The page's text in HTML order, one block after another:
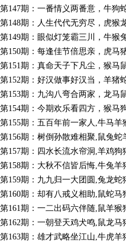
第147期：一番情义两番意，牛狗
第148期：人生代代无穷尽，虎猴
第149期：眼似灯笼霸三川，牛猴
第150期：每逢佳节倍思亲，虎马
第151期：真命天子下凡尘，猴马
第152期：好汉做事好汉当，羊猪
第153期：九沟八弯合两家，龙马
第154期：今期欢乐看四方，猴马
第155期：五百年前一家人,牛马羊
第156期：树倒孙散难相聚,鼠兔蛇
第157期：四水长流水帘洞,羊鸡狗
第158期：大秋不信皆后悔,牛兔羊
第159期：九九归一大团圆,兔龙蛇
第160期：却有八戒义相助,鼠蛇马
第161期：一二出码六伴随,鼠羊猴
第162期：一朝登天鸡犬鸣,鼠龙马
第163期：雄才武略坐江山,牛虎羊